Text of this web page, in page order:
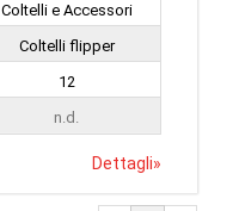
Coltelli e Accessori
Coltelli flipper
12
n.d.
Dettagli»